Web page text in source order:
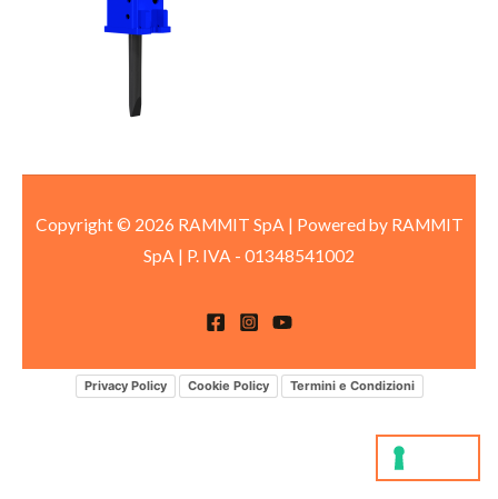
Copyright © 2026 RAMMIT SpA | Powered by RAMMIT
SpA | P. IVA - 01348541002
Privacy Policy Cookie Policy Termini e Condizioni